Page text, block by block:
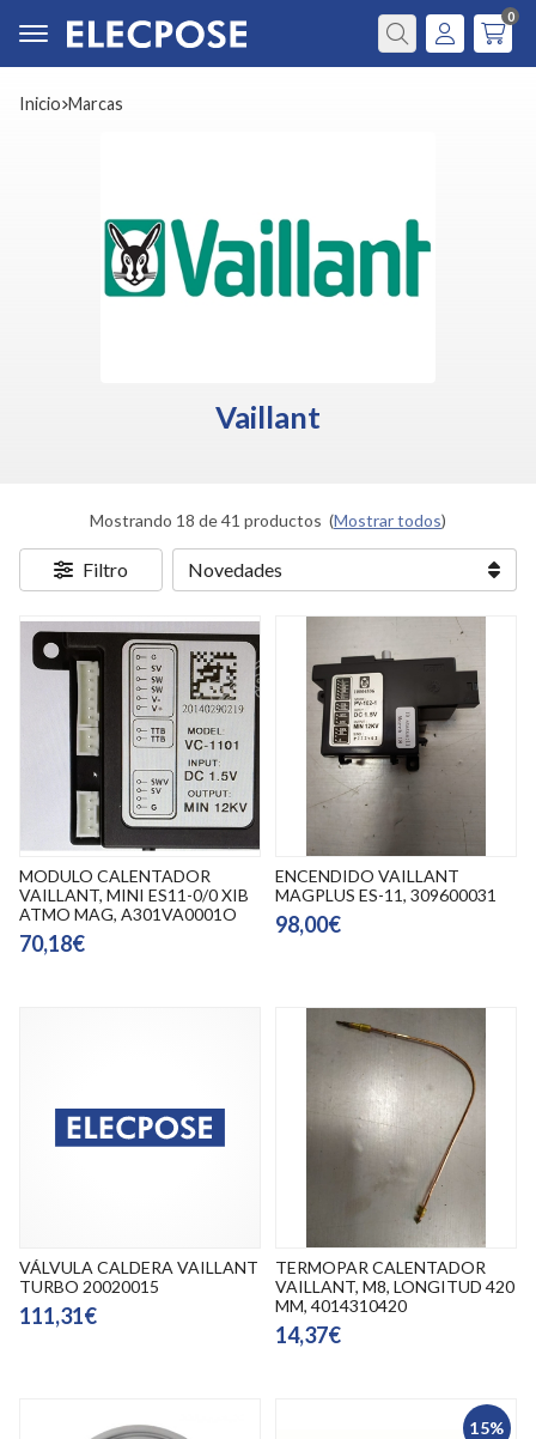
Buscar
0
Inicio marcas
Vaillant
Mostrando 18 de 41 productos (Mostrar todos)
Filtro
MODULO CALENTADOR
VAILLANT, MINI ES11-0/0 XIB
ATMO MAG, A301VA0001O
70,18€
ENCENDIDO VAILLANT
MAGPLUS ES-11, 309600031
98,00€
VÁLVULA CALDERA VAILLANT
TURBO 20020015
111,31€
TERMOPAR CALENTADOR
VAILLANT, M8, LONGITUD 420
MM, 4014310420
14,37€
15%